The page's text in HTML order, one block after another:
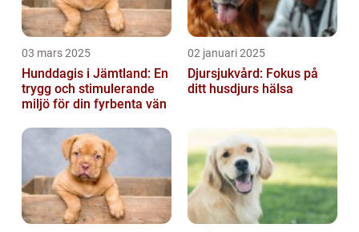
03 mars 2025
Hunddagis i Jämtland: En
trygg och stimulerande
miljö för din fyrbenta vän
02 januari 2025
Djursjukvård: Fokus på
ditt husdjurs hälsa